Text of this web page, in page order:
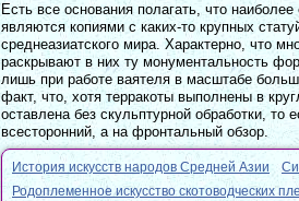
Есть все основания полагать, что
являются копиями с каких-то крупных
среднеазиатского мира. Характерно, что
раскрывают в них ту монументальность
лишь при работе ваятеля в масштабе
факт, что, хотя терракоты выполнены в
оставлена без скульптурной обработки,
всесторонний, а на фронтальный обзор.
История искусств народов Средней Азии
Родоплеменное искусство скотоводческих